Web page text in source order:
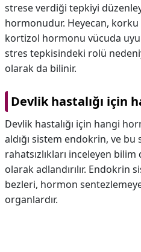
strese verdiği tepkiyi
hormonudur. Heyecan, korku
kortizol hormonu vücuda
stres tepkisindeki rolü
olarak da bilinir.
Devlik hastalığı için
Devlik hastalığı için hangi
aldığı sistem endokrin, ve bu
rahatsızlıkları inceleyen bilim
olarak adlandırılır. Endokrin
bezleri, hormon
organlardır.